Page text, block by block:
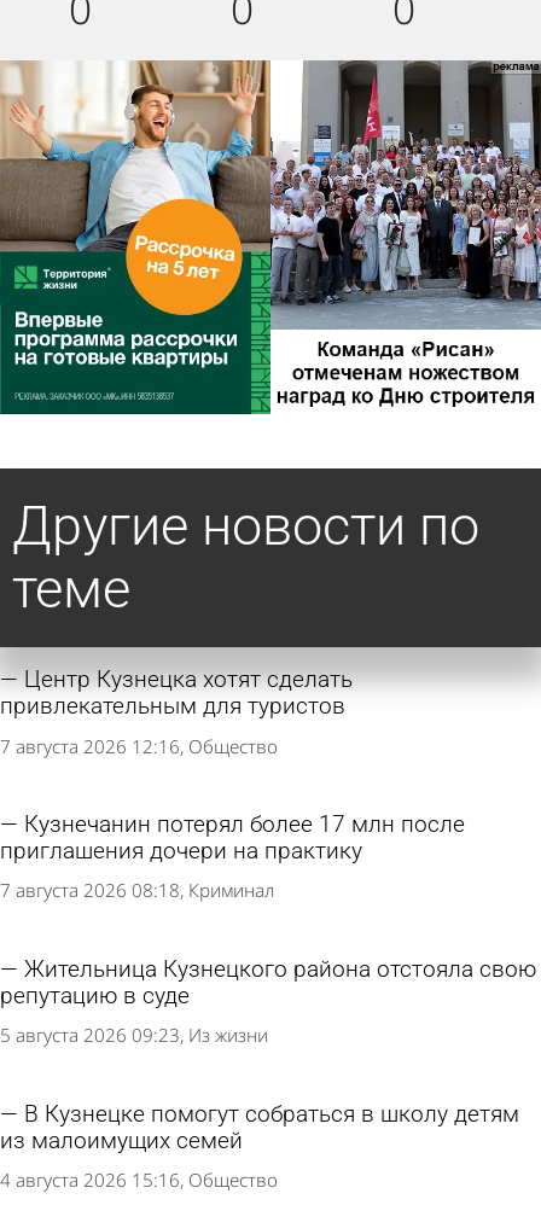
Другие новости по
теме
Центр Кузнецка хотят сделать
привлекательным для туристов
7 августа 2026 12:16 Общество
Кузнечанин потерял более 17 млн после
приглашения дочери на практику
7 августа 2026 08:18 Криминал
Жительница Кузнецкого района отстояла свою
репутацию в суде
5 августа 2026 09:23 Из жизни
В Кузнецке помогут собраться в школу детям
из малоимущих семей
4 августа 2026 15:16 Общество